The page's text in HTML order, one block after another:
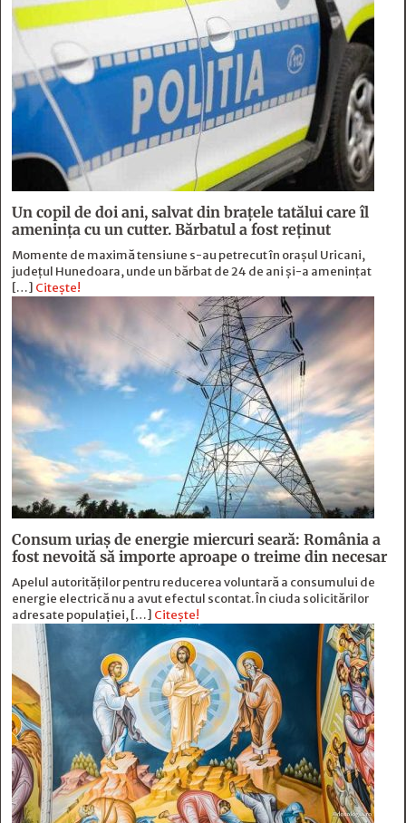
Un copil de doi ani, salvat din brațele tatălui care îl
amenința cu un cutter. Bărbatul a fost reținut
Momente de maximă tensiune s-au petrecut în orașul Uricani,
județul Hunedoara, unde un bărbat de 24 de ani și-a amenințat
[…] Citește!
Consum uriaș de energie miercuri seară: România a
fost nevoită să importe aproape o treime din necesar
Apelul autorităților pentru reducerea voluntară a consumului de
energie electrică nu a avut efectul scontat. În ciuda solicitărilor
adresate populației, […] Citește!